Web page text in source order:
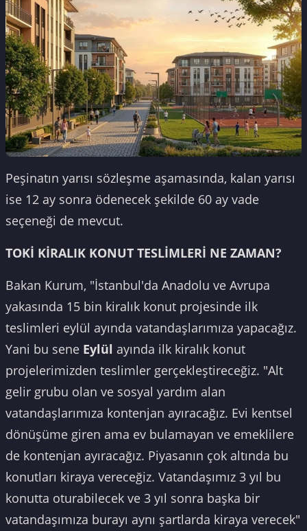
Peşinatın yarısı sözleşme aşamasında, kalan yarısı
ise 12 ay sonra ödenecek şekilde 60 ay vade
seçeneği de mevcut.
TOKİ KİRALIK KONUT TESLİMLERİ NE ZAMAN?
Bakan Kurum, "İstanbul'da Anadolu ve Avrupa
yakasında 15 bin kiralık konut projesinde ilk
teslimleri eylül ayında vatandaşlarımıza yapacağız.
Yani bu sene Eylül ayında ilk kiralık konut
projelerimizden teslimler gerçekleştireceğiz. "Alt
gelir grubu olan ve sosyal yardım alan
vatandaşlarımıza kontenjan ayıracağız. Evi kentsel
dönüşüme giren ama ev bulamayan ve emeklilere
de kontenjan ayıracağız. Piyasanın çok altında bu
konutları kiraya vereceğiz. Vatandaşımız 3 yıl bu
konutta oturabilecek ve 3 yıl sonra başka bir
vatandaşımıza burayı aynı şartlarda kiraya verecek"